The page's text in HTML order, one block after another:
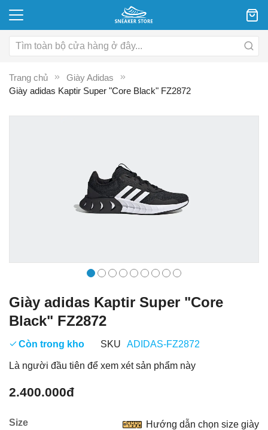
Trang chủ
Giày Adidas
Giày adidas Kaptir Super "Core Black" FZ2872
Giày adidas Kaptir Super "Core
Black" FZ2872
Còn trong kho SKU ADIDAS-FZ2872
Là người đầu tiên để xem xét sản phẩm này
2.400.000đ
Size Hướng dẫn chọn size giày